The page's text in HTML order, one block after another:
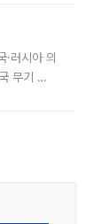
러시아 의
무기 공